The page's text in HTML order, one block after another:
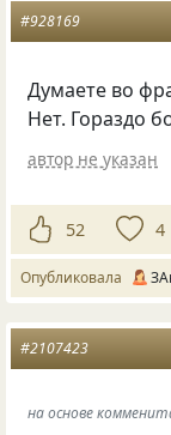
#928169
Думаете во
Нет. Гораздо
автор не указан
52 4
Опубликовала
#2107423
на основе